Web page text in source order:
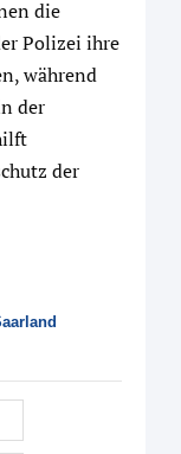
die
Polizei ihre
während
der
der